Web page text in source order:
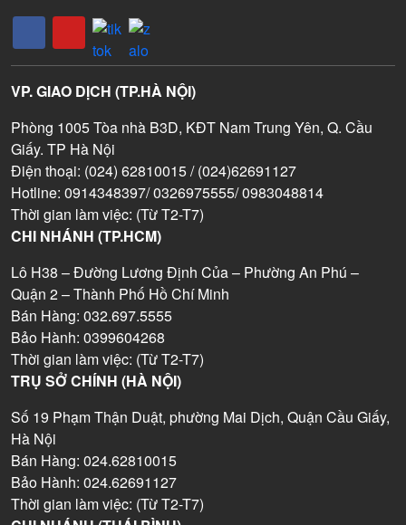
VP. GIAO DỊCH (TP.HÀ NỘI)
Phòng 1005 Tòa nhà B3D, KĐT Nam Trung Yên, Q. Cầu
Giấy. TP Hà Nội
Điện thoại: (024) 62810015 / (024)62691127
Hotline: 0914348397/ 0326975555/ 0983048814
Thời gian làm việc: (Từ T2-T7)
CHI NHÁNH (TP.HCM)
Lô H38 – Đường Lương Định Của – Phường An Phú –
Quận 2 – Thành Phố Hồ Chí Minh
Bán Hàng: 032.697.5555
Bảo Hành: 0399604268
Thời gian làm việc: (Từ T2-T7)
TRỤ SỞ CHÍNH (HÀ NỘI)
Số 19 Phạm Thận Duật, phường Mai Dịch, Quận Cầu Giấy,
Hà Nội
Bán Hàng: 024.62810015
Bảo Hành: 024.62691127
Thời gian làm việc: (Từ T2-T7)